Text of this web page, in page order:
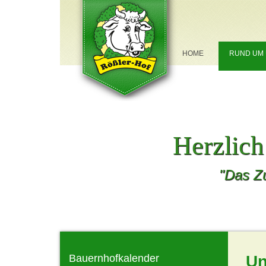
NAVIGATION
HOME RUND UM
"Das
Bauernhofkalender